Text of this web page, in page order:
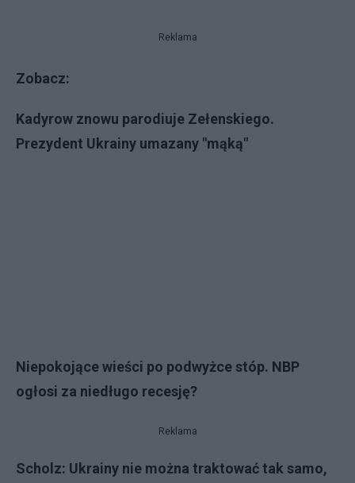
Reklama
Zobacz:
Kadyrow znowu parodiuje Zełenskiego.
Prezydent Ukrainy umazany "mąką"
Niepokojące wieści po podwyżce stóp. NBP
ogłosi za niedługo recesję?
Reklama
Scholz: Ukrainy nie można traktować tak samo,